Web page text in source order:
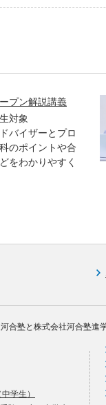
プン解説講義
対象
バイザーとプロ
のポイントや合
をわかりやすく
合塾と株式会社河合塾進
学生）